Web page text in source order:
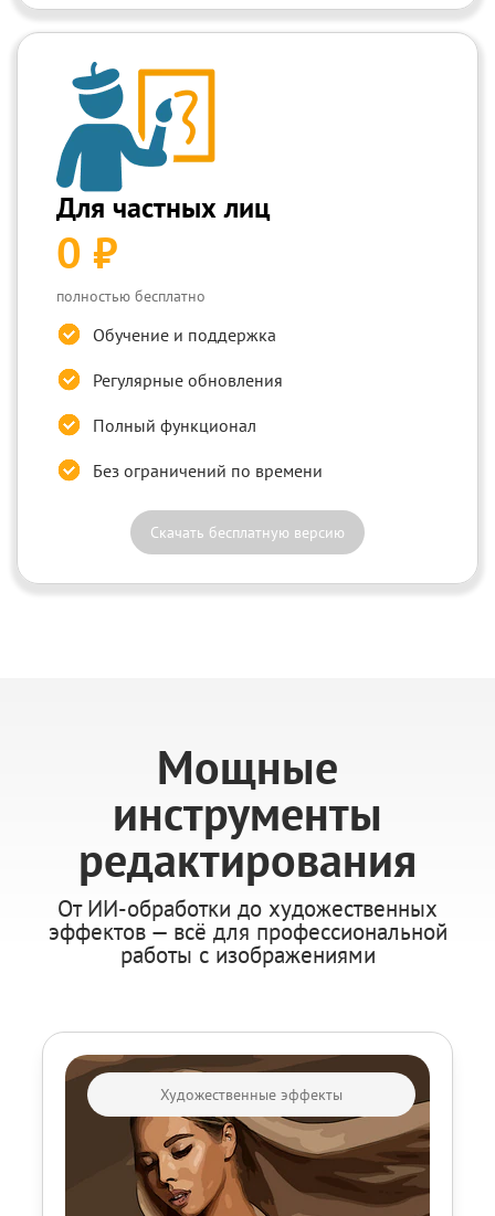
Для частных лиц
0 ₽
полностью бесплатно
Обучение и поддержка
Регулярные обновления
Полный функционал
Без ограничений по времени
Скачать бесплатную версию
Мощные
инструменты
редактирования
От ИИ-обработки до художественных
эффектов — всё для профессиональной
работы с изображениями
Художественные эффекты